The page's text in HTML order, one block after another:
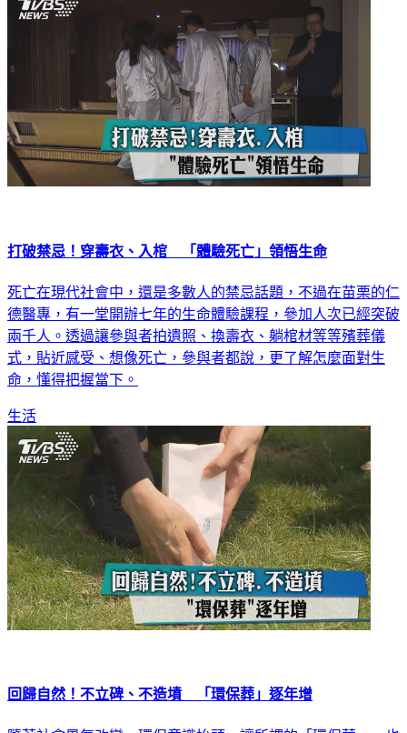
打破禁忌！穿壽衣、入棺 「體驗死亡」領悟生命
死亡在現代社會中，還是多數人的禁忌話題，不過在苗栗的仁
德醫專，有一堂開辦七年的生命體驗課程，參加人次已經突破
兩千人。透過讓參與者拍遺照、換壽衣、躺棺材等等殯葬儀
式，貼近感受、想像死亡，參與者都說，更了解怎麼面對生
命，懂得把握當下。
生活
回歸自然！不立碑、不造墳 「環保葬」逐年增